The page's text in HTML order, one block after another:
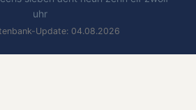
uhr
Update: 04.08.2026